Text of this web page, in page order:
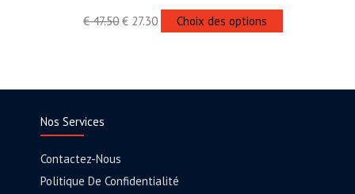
€47.50 € 27.30 Choix des options
Nos Services
Contactez-Nous
Politique De Confidentialité